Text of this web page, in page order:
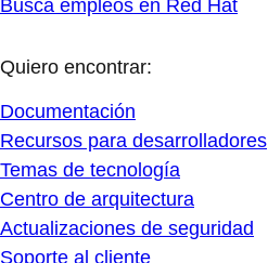
Busca empleos en Red Hat
Quiero encontrar:
Documentación
Recursos para desarrolladores
Temas de tecnología
Centro de arquitectura
Actualizaciones de seguridad
Soporte al cliente